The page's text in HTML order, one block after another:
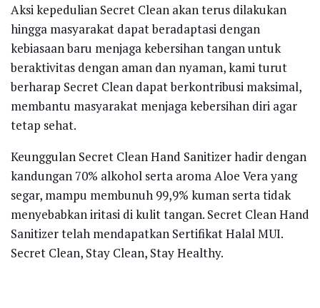
Aksi kepedulian Secret Clean akan terus dilakukan
hingga masyarakat dapat beradaptasi dengan
kebiasaan baru menjaga kebersihan tangan untuk
beraktivitas dengan aman dan nyaman, kami turut
berharap Secret Clean dapat berkontribusi maksimal,
membantu masyarakat menjaga kebersihan diri agar
tetap sehat.
Keunggulan Secret Clean Hand Sanitizer hadir dengan
kandungan 70% alkohol serta aroma Aloe Vera yang
segar, mampu membunuh 99,9% kuman serta tidak
menyebabkan iritasi di kulit tangan. Secret Clean Hand
Sanitizer telah mendapatkan Sertifikat Halal MUI.
Secret Clean, Stay Clean, Stay Healthy.